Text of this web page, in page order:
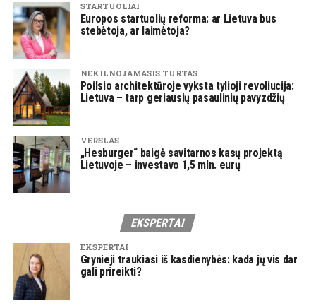
STARTUOLIAI
Europos startuolių reforma: ar Lietuva bus
stebėtoja, ar laimėtoja?
NEKILNOJAMASIS TURTAS
Poilsio architektūroje vyksta tylioji revoliucija:
Lietuva – tarp geriausių pasaulinių pavyzdžių
VERSLAS
„Hesburger“ baigė savitarnos kasų projektą
Lietuvoje – investavo 1,5 mln. eurų
EKSPERTAI
EKSPERTAI
Grynieji traukiasi iš kasdienybės: kada jų vis dar
gali prireikti?